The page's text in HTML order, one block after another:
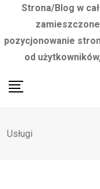
Strona/Blog w
pozycjonowanie
od
Usługi